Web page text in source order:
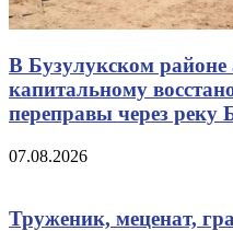
В Бузулукском
капитальному
переправы через реку
07.08.2026
Труженик, меценат,